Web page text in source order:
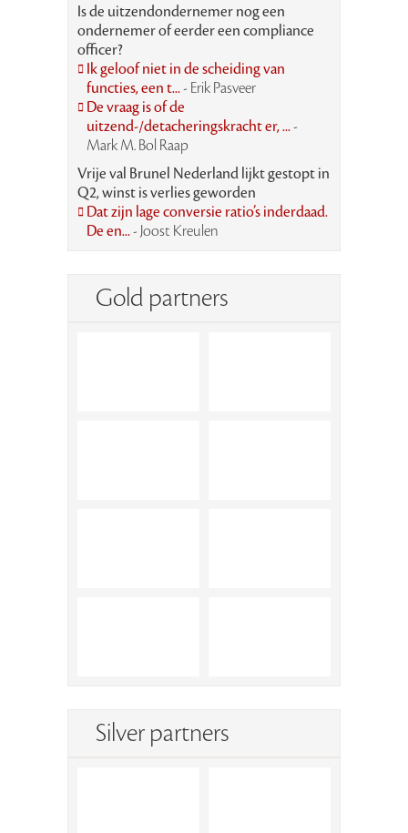
Is de uitzendondernemer nog een
ondernemer of eerder een compliance
officer?
Ik geloof niet in de scheiding van
functies, een t...- Erik Pasveer
De vraag is of de
uitzend-/detacheringskracht er, ...-
Mark M. Bol Raap
Vrije val Brunel Nederland lijkt gestopt in
Q2, winst is verlies geworden
Dat zijn lage conversie ratio’s inderdaad.
De en...- Joost Kreulen
Gold partners
Silver partners